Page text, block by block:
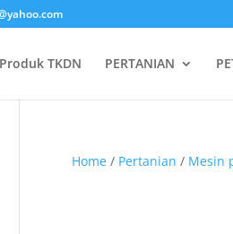
Produk TKDN PERTANIAN
Home/ Pertanian / Mesin